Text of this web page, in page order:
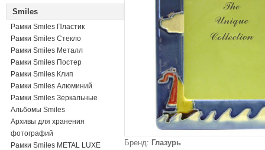
Smiles
Рамки Smiles Пластик
Рамки Smiles Стекло
Рамки Smiles Металл
Рамки Smiles Постер
Рамки Smiles Клип
Рамки Smiles Алюминий
Рамки Smiles Зеркальные
Альбомы Smiles
Архивы для хранения
фотографий
Рамки Smiles METAL LUXE
Бренд: Глазурь